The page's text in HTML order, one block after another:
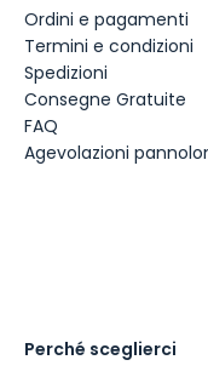
Ordini e pagamenti
Termini e condizioni
Spedizioni
Consegne Gratuite
FAQ
Agevolazioni
Perché sceglierci